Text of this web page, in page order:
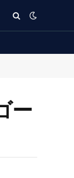
ー